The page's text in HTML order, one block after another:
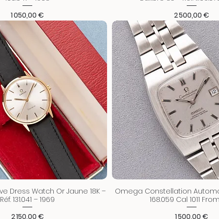
Prix
1 050,00 €
Prix
2 500,00 €
Dress Watch Or Jaune 18K –
Réf. 131.041 – 1969
Prix
2 150,00 €
Omega Constellation
168.059 Cal 1011 From
Prix
1 500,00 €